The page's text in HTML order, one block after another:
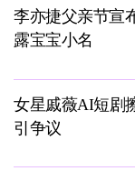
李亦捷父亲节宣
露宝宝小名
女星戚薇AI短剧
引争议